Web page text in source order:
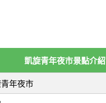
凱旋青年夜市景點介紹
年夜市